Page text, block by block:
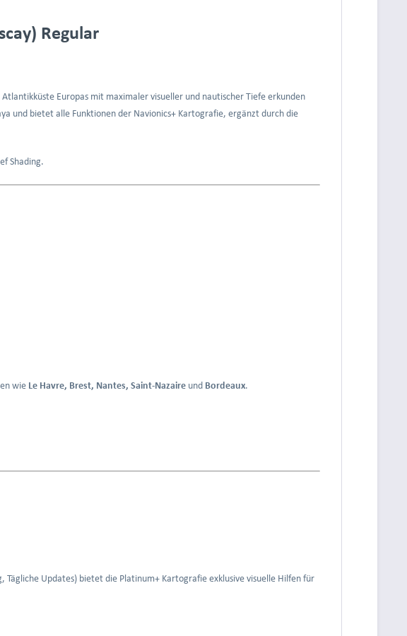
Regular
Europas mit maximaler visueller und nautischer Tiefe erkunden
und bietet alle Funktionen der Navionics+ Kartografie, ergänzt durch die
Shading.
wie Le Havre, Brest, Nantes, Saint-Nazaire und Bordeaux.
Updates) bietet die Platinum+ Kartografie exklusive visuelle Hilfen für